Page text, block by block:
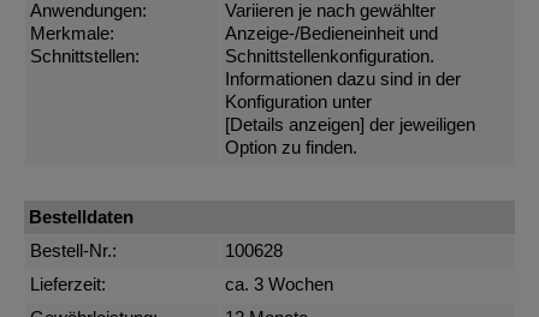
Anwendungen:
Merkmale:
Schnittstellen:
Variieren je nach gewählter
Anzeige-/Bedieneinheit und
Schnittstellenkonfiguration.
Informationen dazu sind in der
Konfiguration unter
[Details anzeigen] der jeweiligen
Option zu finden.
Bestelldaten
Bestell-Nr.:
100628
Lieferzeit:
ca. 3 Wochen